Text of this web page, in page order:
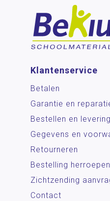
Klantenservice
Betalen
Garantie en
Bestellen en levering
Gegevens en
Retourneren
Bestelling herroepen
Zichtzending
Contact